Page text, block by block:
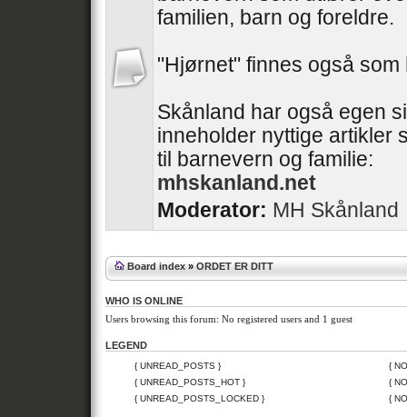
familien, barn og foreldre.
"Hjørnet" finnes også som
Skånland har også egen
inneholder nyttige artikler
til barnevern og familie:
mhskanland.net
Moderator: MH Skånland
Board index » ORDET ER DITT
WHO IS ONLINE
Users browsing this forum: No registered users and 1 guest
LEGEND
{ UNREAD_POSTS }
{
{ UNREAD_POSTS_HOT }
{
{ UNREAD_POSTS_LOCKED }
{